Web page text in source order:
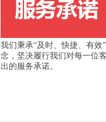
我们秉承“及时、快捷、有效
念，坚决履行我们对每一位
出的服务承诺。